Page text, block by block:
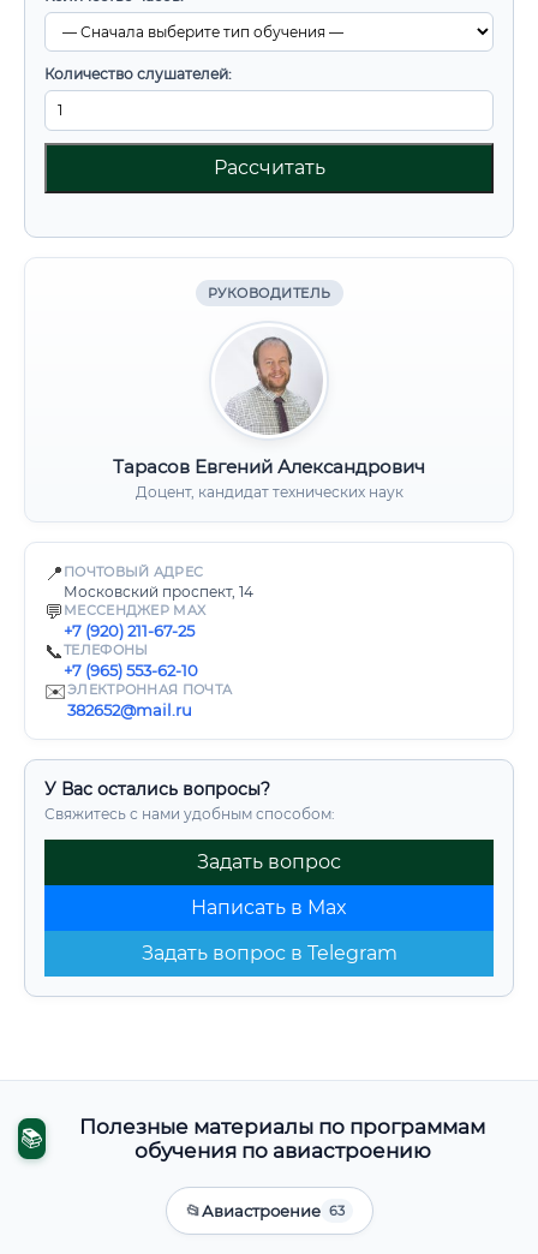
Количество слушателей:
Рассчитать
РУКОВОДИТЕЛЬ
Тарасов Евгений Александрович
Доцент, кандидат технических наук
📍 ПОЧТОВЫЙ АДРЕС
Московский проспект, 14
💬 МЕССЕНДЖЕР MAX
+7 (920) 211-67-25
📞ТЕЛЕФОНЫ
+7 (965) 553-62-10
✉️ЭЛЕКТРОННАЯ ПОЧТА
382652@mail.ru
У Вас остались вопросы?
Свяжитесь с нами удобным способом:
Задать вопрос
Написать в Max
Задать вопрос в Telegram
📚
Полезные материалы по программам
обучения по авиастроению
📂Авиастроение 63